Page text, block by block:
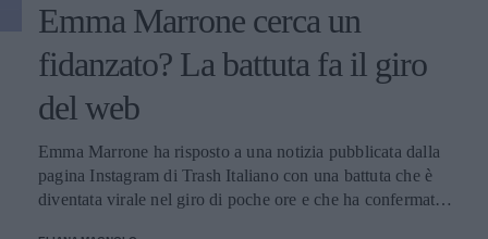
Emma Marrone cerca un
fidanzato? La battuta fa il giro
del web
Emma Marrone ha risposto a una notizia pubblicata dalla
pagina Instagram di Trash Italiano con una battuta che è
diventata virale nel giro di poche ore e che ha confermato